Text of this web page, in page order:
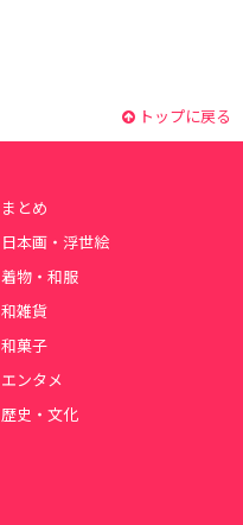
トップに戻る
まとめ
日本画・浮世絵
着物・和服
和雑貨
和菓子
エンタメ
歴史・文化